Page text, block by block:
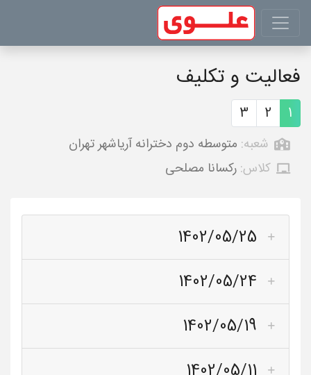
فعالیت و تکلیف
1
2
3
شعبه: متوسطه دوم دخترانه آریاشهر تهران
کلاس: رکسانا مصلحی
1402/05/25
1402/05/24
1402/05/19